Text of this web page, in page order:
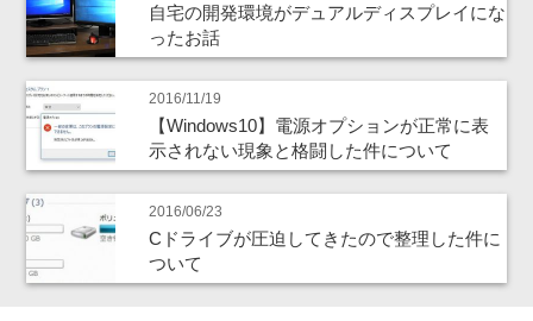
自宅の開発環境がデュアルディスプレイにな
ったお話
2016/11/19
【Windows10】電源オプションが正常に表
示されない現象と格闘した件について
2016/06/23
Cドライブが圧迫してきたので整理した件に
ついて